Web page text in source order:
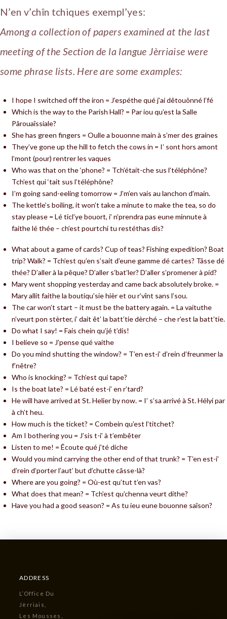
N’en v’chîn tchiques exempl’yes:
Among a collection of papers examined at the last
meeting of the Section de la langue Jèrriaise were
some phrase lists. Here are some examples:
I hope I switched off the iron = J’espéthe qué j’ai dêtouônné l’fé
Which is the way to the Parish Hall? = Par iou qu’est la Salle
Pârouaîssiale?
She has green fingers = Oulle a bouonne main à s’mer des graines
They’ve gone up the hill to fetch the cows in = I’ sont hors amont
l’mont (pour) rentrer les vaques
Who was that on the ‘phone? = Tch’était-che sus l’téléphône?
Tch’est qui ‘tait sus l’téléphône?
I’m going sand-eeling tomorrow = J’m’en vais au lanchon d’main.
The kettle’s boiling, it won’t take a minute to make the tea, so do
stay please = Lé ticl’ye bouort, i’ n’prendra pas eune minnute à
faithe lé thée – ch’est pourtchi tu restéthas dis?
What about a game of cards? Cup of teas? Fishing expedition? Boat
trip? Walk? = Tch’est qu’en s’sait d’eune gamme dé cartes? Tâsse dé
thée? D’aller à la pêque? D’aller s’bat’ler? D’aller s’promener à pid?
Mary went shopping yesterday and came back absolutely broke. =
Mary allit faithe la boutiqu’sie hièr et ou r’vînt sans l’sou.
The car won’t start – it must be the battery again. = La vaituthe
n’veurt pon stèrter, i’ dait êt’ la batt’tie dèrché – che r’est la batt’tie.
Do what I say! = Fais chein qu’jé t’dis!
I believe so = J’pense qué vaithe
Do you mind shutting the window? = T’en est-i’ d’rein d’freunmer la
f’nêtre?
Who is knocking? = Tch’est qui tape?
Is the boat late? = Lé baté est-i’ en r’tard?
He will have arrived at St. Helier by now. = I’ s’sa arrivé à St. Hélyi par
à ch’t heu.
How much is the ticket? = Combein qu’est l’titchet?
Am I bothering you = J’sis t-i’ à t’embêter
Listen to me! = Êcoute qué j’té diche
Would you mind carrying the other end of that trunk? = T’en est-i’
d’rein d’porter l’aut’ but d’chutte câsse-là?
Where are you going? = Où-est qu’tut t’en vas?
What does that mean? = Tch’est qu’chenna veurt dithe?
Have you had a good season? = As tu ieu eune bouonne saîson?
ADDRESS
L’Office Du
Jèrriais,
Les Mousses,